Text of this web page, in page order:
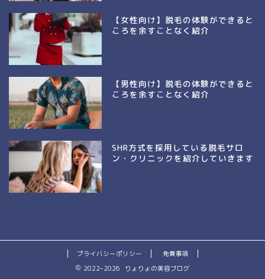
【女性向け】脱毛の体験ができると
ころを余すことなく紹介
【男性向け】脱毛の体験ができると
ころを余すことなく紹介
SHR方式を採用している脱毛サロ
ン・クリニックを紹介していきます
プライバシーポリシー
免責事項
2022–2026 りょりょの美容ブログ